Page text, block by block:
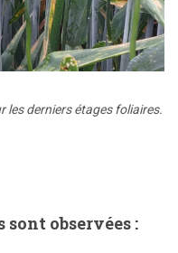
les derniers étages foliaires.
observées :